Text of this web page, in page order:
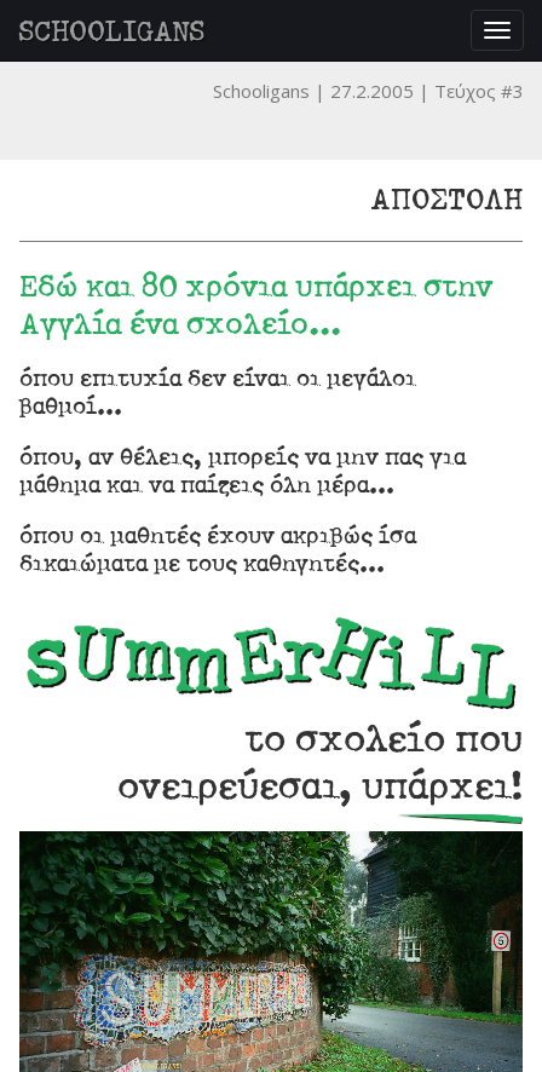
SCHOOLIGANS
Schooligans 27.2.2005 Τεύχος #3
ΑΠΟΣΤΟΛΗ
Εδώ και 80 χρόνια υπάρχει στην
Αγγλία ένα σχολείο...
όπου επιτυχία δεν είναι οι μεγάλοι
βαθμοί...
όπου, αν θέλεις, μπορείς να μην πας για
μάθημα και να παίζεις όλη μέρα...
όπου οι μαθητές έχουν ακριβώς ίσα
δικαιώματα με τους καθηγητές...
το σχολείο που
ονειρεύεσαι, υπάρχει!